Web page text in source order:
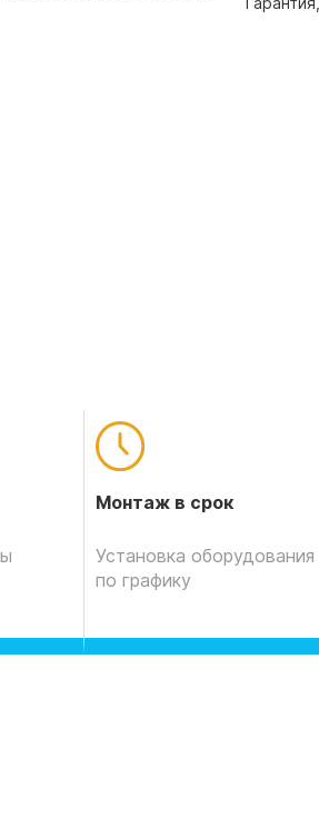
Монтаж в срок
Установка оборудования
по графику